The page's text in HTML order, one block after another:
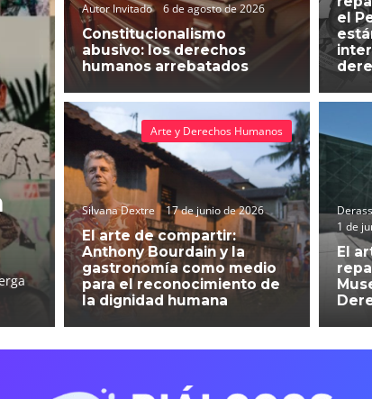
Autor Invitado 6 de agosto de 2026
Constitucionalismo
abusivo: los derechos
humanos arrebatados
el
Silvana Dextre 17 de junio de 2026
El arte de compartir:
Anthony Bourdain y la
gastronomía como medio
para el reconocimiento de
la dignidad humana
Arte y Derechos Humanos
1 de
El